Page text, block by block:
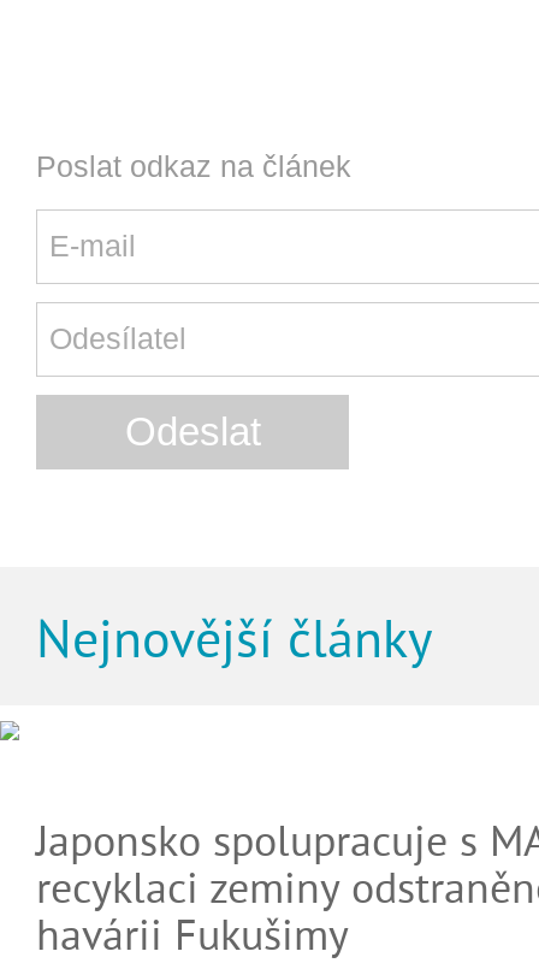
Poslat odkaz na článek
Nejnovější články
Japonsko spolupracuje s
recyklaci zeminy
havárii Fukušimy